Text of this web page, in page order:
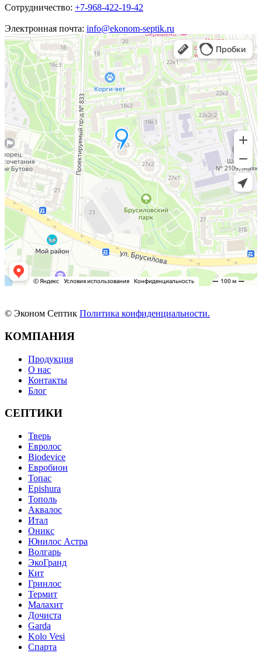
Сотрудничество: +7-968-422-19-42
Электронная почта: info@ekonom-septik.ru
© Эконом Септик Политика конфиденциальности.
КОМПАНИЯ
Продукция
О нас
Контакты
Блог
СЕПТИКИ
Тверь
Евролос
Biodevice
Евробион
Топас
Epishura
Тополь
Аквалос
Итал
Оникс
Юнилос Астра
Волгарь
ЭкоГранд
Кит
Гринлос
Термит
Малахит
Дочиста
Garda
Kolo Vesi
Спарта